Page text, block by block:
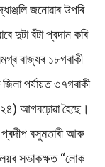
জনোৱাৰ উপৰি
দুটা বঁটা প্ৰদান কৰি
ৰাজ্যৰ ১৮গৰাকী
পৰ্যায়ত ৩৭গৰাকী
আগবঢ়োৱা হৈছে।
প্ৰদীপ বসুমতাৰী আৰু
সভাকক্ষত “লোক